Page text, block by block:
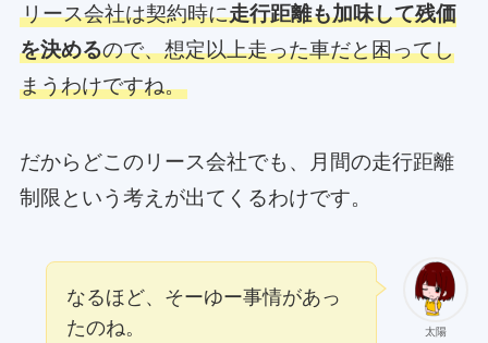
リース会社は契約時に走行距離も加味して残価
を決めるので、想定以上走った車だと困ってし
まうわけですね。
だからどこのリース会社でも、月間の走行距離
制限という考えが出てくるわけです。
太陽
なるほど、そーゆー事情があっ
たのね。